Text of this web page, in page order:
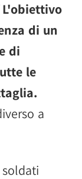
L'obiettivo
di un
di
le
a